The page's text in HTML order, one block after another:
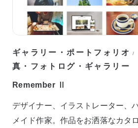
ギャラリー・ポートフォリオ /
真・フォトログ・ギャラリー
Remember Ⅱ
デザイナー、イラストレーター、
メイド作家。作品をお洒落なカタ